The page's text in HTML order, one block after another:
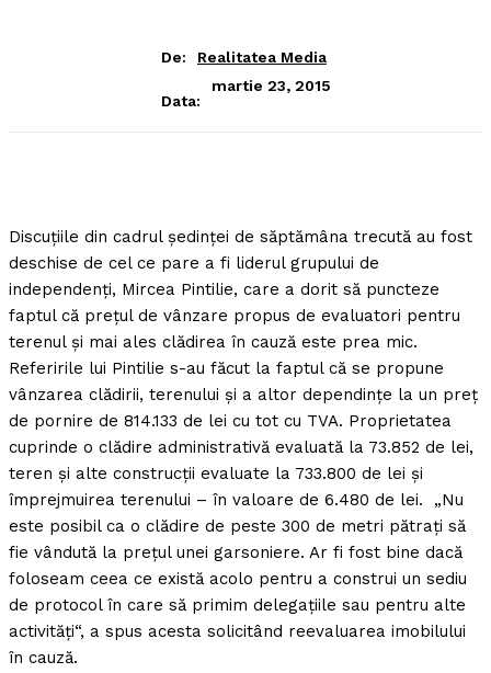
De: Realitatea Media
Data:
martie 23, 2015
Discuţiile din cadrul şedinţei de săptămâna trecută au fost
deschise de cel ce pare a fi liderul grupului de
independenţi, Mircea Pintilie, care a dorit să puncteze
faptul că preţul de vânzare propus de evaluatori pentru
terenul şi mai ales clădirea în cauză este prea mic.
Referirile lui Pintilie s-au făcut la faptul că se propune
vânzarea clădirii, terenului şi a altor dependinţe la un preţ
de pornire de 814.133 de lei cu tot cu TVA. Proprietatea
cuprinde o clădire administrativă evaluată la 73.852 de lei,
teren şi alte construcţii evaluate la 733.800 de lei şi
împrejmuirea terenului – în valoare de 6.480 de lei. „Nu
este posibil ca o clădire de peste 300 de metri pătraţi să
fie vândută la preţul unei garsoniere. Ar fi fost bine dacă
foloseam ceea ce există acolo pentru a construi un sediu
de protocol în care să primim delegaţiile sau pentru alte
activităţi“, a spus acesta solicitând reevaluarea imobilului
în cauză.